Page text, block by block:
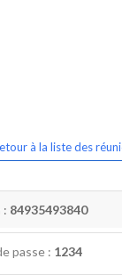
à la liste des
: 84935493840
passe : 1234